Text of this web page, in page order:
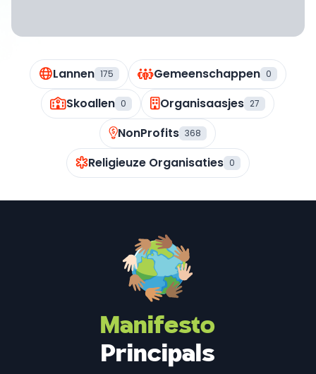
Lannen 175 Gemeenschappen 0
Skoallen 0 Organisaasjes 27
NonProfits 368
Religieuze Organisaties 0
Manifesto
Principals